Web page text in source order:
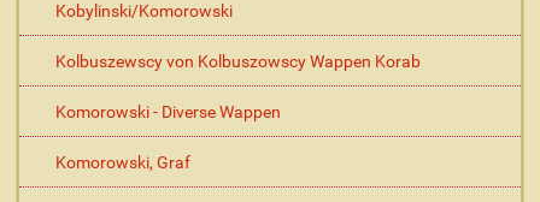
Kobylinski/Komorowski
Kolbuszewscy von Kolbuszowscy Wappen Korab
Komorowski - Diverse Wappen
Komorowski, Graf